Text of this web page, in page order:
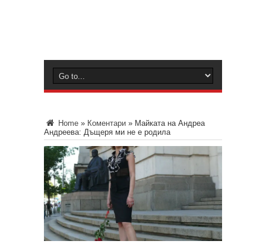
Home » Коментари » Майката на Андреа
Андреева: Дъщеря ми не е родила